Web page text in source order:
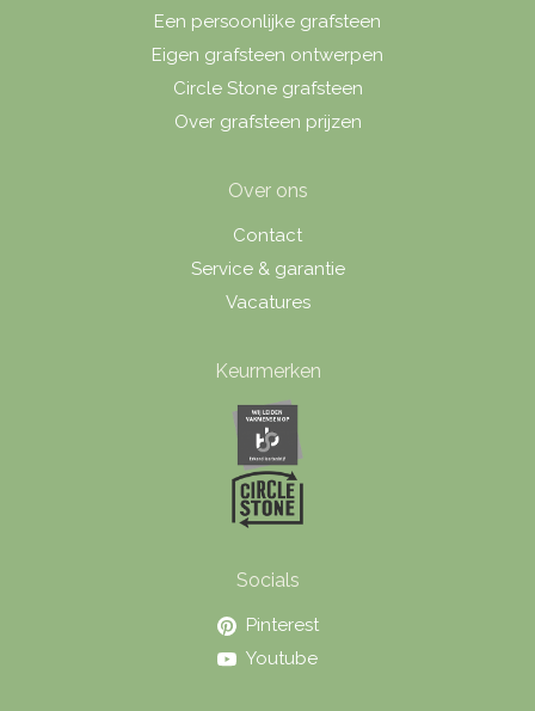
Een persoonlijke grafsteen
Eigen grafsteen ontwerpen
Circle Stone grafsteen
Over grafsteen prijzen
Over ons
Contact
Service & garantie
Vacatures
Keurmerken
Socials
Pinterest
Youtube